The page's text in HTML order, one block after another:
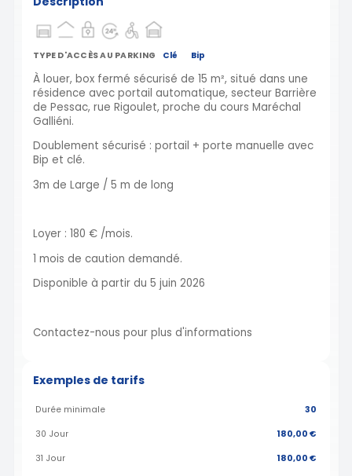
TYPE D'ACCÈS AU PARKING Clé Bip
À louer, box fermé sécurisé de 15 m², situé dans une
résidence avec portail automatique, secteur Barrière
de Pessac, rue Rigoulet, proche du cours Maréchal
Galliéni.
Doublement sécurisé : portail + porte manuelle avec
Bip et clé.
3m de Large / 5 m de long
Loyer : 180 € /mois.
1 mois de caution demandé.
Disponible à partir du 5 juin 2026
Contactez-nous pour plus d'informations
Exemples de tarifs
Durée minimale 30
30 Jour 180,00 €
31 Jour 180,00 €